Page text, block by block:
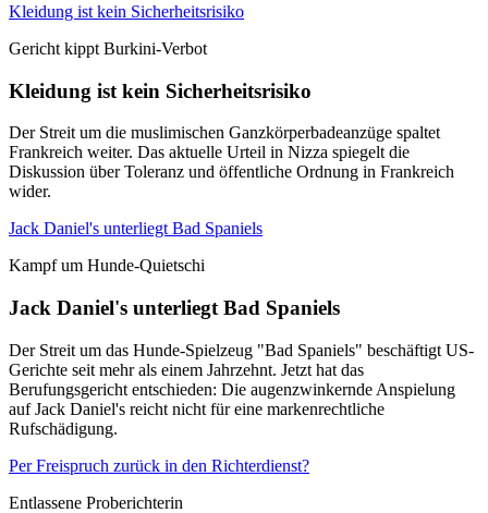
Kleidung ist kein Sicherheitsrisiko
Gericht kippt Burkini-Verbot
Kleidung ist kein Sicherheitsrisiko
Der Streit um die muslimischen Ganzkörperbadeanzüge spaltet
Frankreich weiter. Das aktuelle Urteil in Nizza spiegelt die
Diskussion über Toleranz und öffentliche Ordnung in Frankreich
wider.
Jack Daniel's unterliegt Bad Spaniels
Kampf um Hunde-Quietschi
Jack Daniel's unterliegt Bad Spaniels
Der Streit um das Hunde-Spielzeug "Bad Spaniels" beschäftigt US-
Gerichte seit mehr als einem Jahrzehnt. Jetzt hat das
Berufungsgericht entschieden: Die augenzwinkernde Anspielung
auf Jack Daniel's reicht nicht für eine markenrechtliche
Rufschädigung.
Per Freispruch zurück in den Richterdienst?
Entlassene Proberichterin